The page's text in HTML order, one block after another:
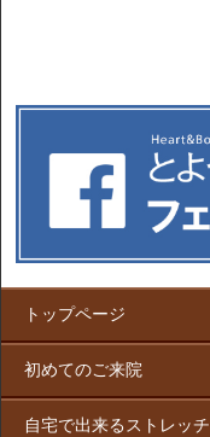
トップページ
初めてのご来院
自宅で出来るストレッチ